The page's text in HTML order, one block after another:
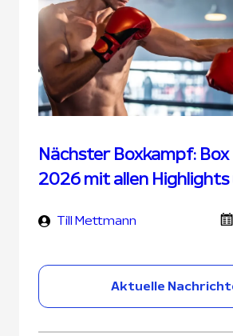
Nächster Boxkampf:
2026 mit allen Highlights
Till Mettmann
Aktuelle